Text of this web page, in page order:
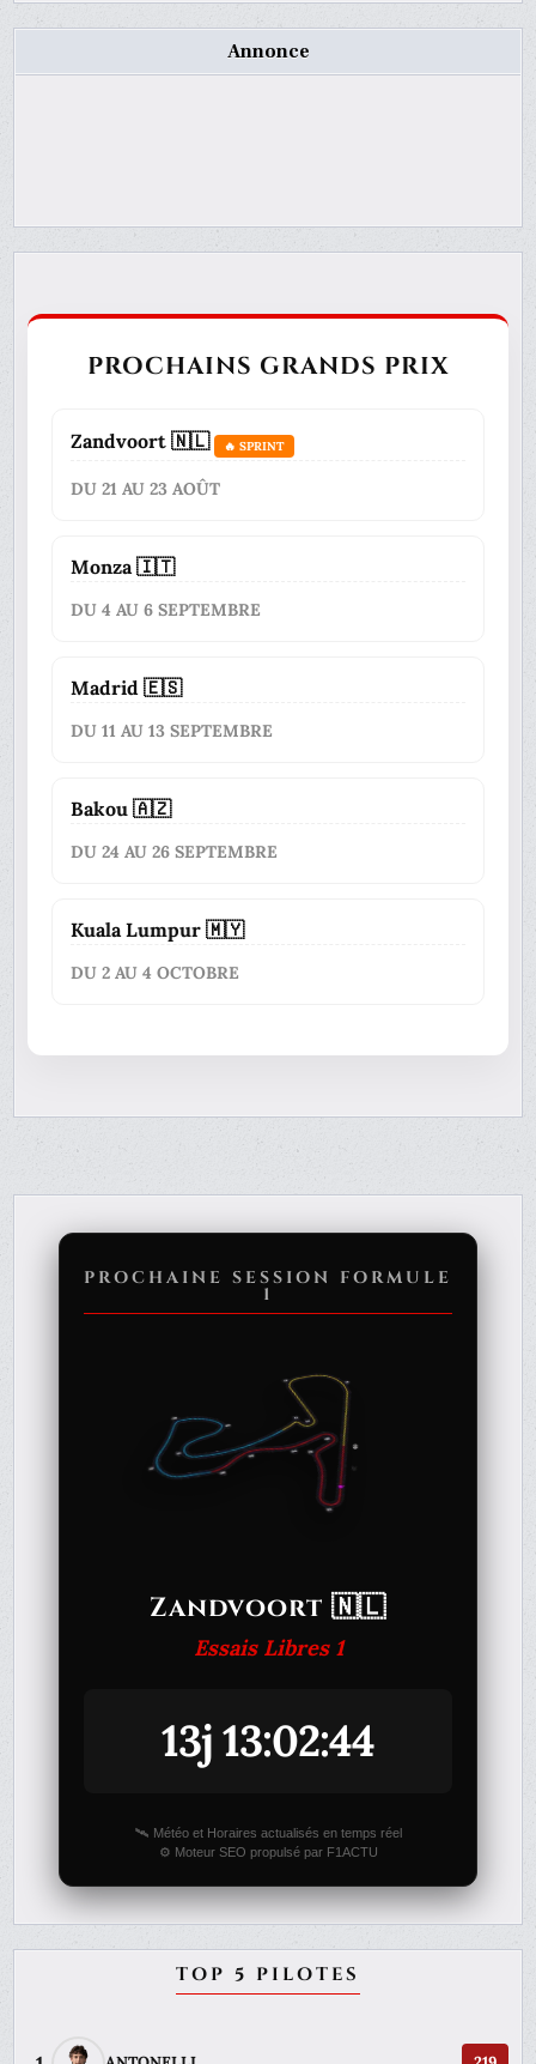
Annonce
PROCHAINS GRANDS PRIX
Zandvoort 🇳🇱 🔥 SPRINT
DU 21 AU 23 AOÛT
Monza 🇮🇹
DU 4 AU 6 SEPTEMBRE
Madrid 🇪🇸
DU 11 AU 13 SEPTEMBRE
Bakou 🇦🇿
DU 24 AU 26 SEPTEMBRE
Kuala Lumpur 🇲🇾
DU 2 AU 4 OCTOBRE
PROCHAINE SESSION FORMULE
1
Zandvoort 🇳🇱
Essais Libres 1
13j 13:02:44
🛰️ Météo et Horaires actualisés en temps réel
⚙️ Moteur SEO propulsé par F1ACTU
TOP 5 PILOTES